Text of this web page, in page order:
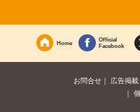
Home
Official
Facebook
お問合せ 広告掲載